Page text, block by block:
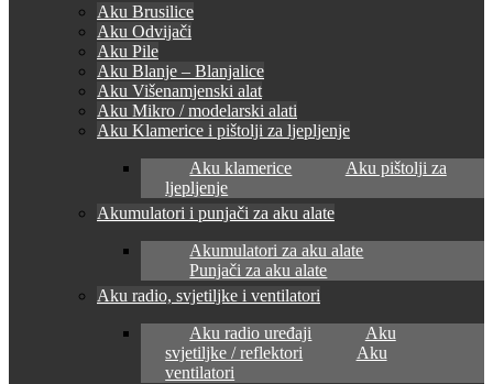
Aku Brusilice
Aku Odvijači
Aku Pile
Aku Blanje – Blanjalice
Aku Višenamjenski alat
Aku Mikro / modelarski alati
Aku Klamerice i pištolji za ljepljenje
Aku klamerice
Aku pištolji za
ljepljenje
Akumulatori i punjači za aku alate
Akumulatori za aku alate
Punjači za aku alate
Aku radio, svjetiljke i ventilatori
Aku radio uređaji
Aku
svjetiljke / reflektori
Aku
ventilatori